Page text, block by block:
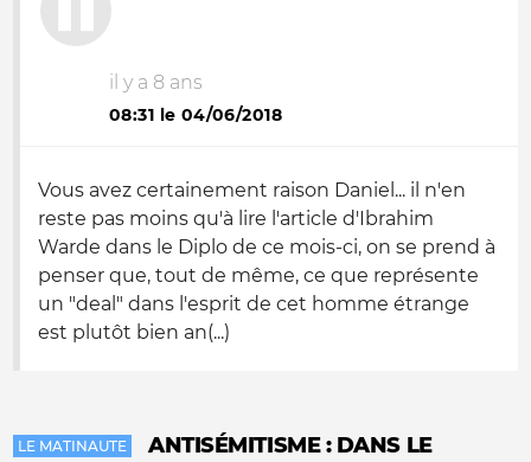
il y a 8 ans
08:31 le 04/06/2018
Vous avez certainement raison Daniel... il n'en
reste pas moins qu'à lire l'article d'Ibrahim
Warde dans le Diplo de ce mois-ci, on se prend à
penser que, tout de même, ce que représente
un "deal" dans l'esprit de cet homme étrange
est plutôt bien an(...)
LE MATINAUTE
ANTISÉMITISME : DANS LE